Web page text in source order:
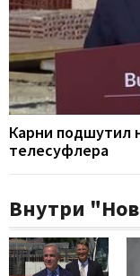
Карни подшутил
телесуфлера
Внутри